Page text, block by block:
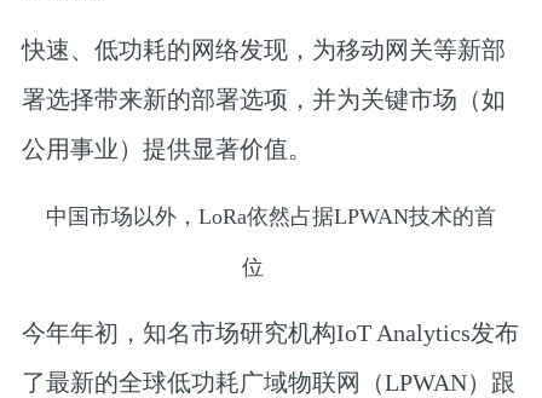
快速、低功耗的网络发现，为移动网关等新部
署选择带来新的部署选项，并为关键市场（如
公用事业）提供显著价值。
中国市场以外，LoRa依然占据LPWAN技术的首
位
今年年初，知名市场研究机构IoT Analytics发布
了最新的全球低功耗广域物联网（LPWAN）跟